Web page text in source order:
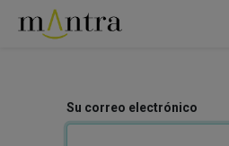
Su correo electrónico